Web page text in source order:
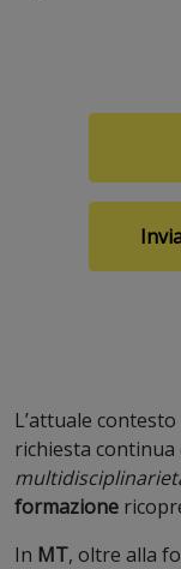
L’attuale
richiesta continua
formazione
In MT, oltre alla